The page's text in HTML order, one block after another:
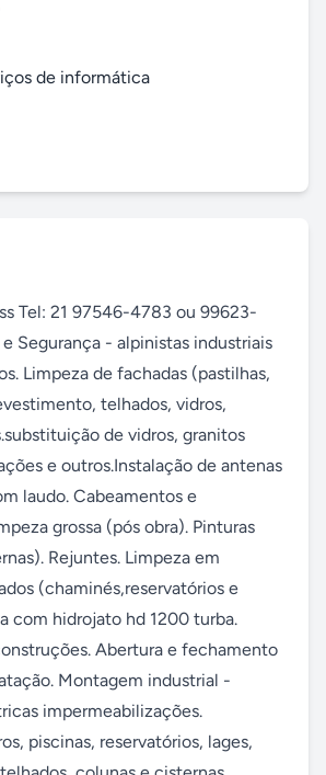
de informática
Tel: 21 97546-4783 ou 99623-
Segurança - alpinistas industriais
Limpeza de fachadas (pastilhas,
telhados, vidros,
de vidros, granitos
e outros.Instalação de antenas
laudo. Cabeamentos e
grossa (pós obra). Pinturas
Rejuntes. Limpeza em
(chaminés,reservatórios e
com hidrojato hd 1200 turba.
Abertura e fechamento
Montagem industrial -
impermeabilizações.
piscinas, reservatórios, lages,